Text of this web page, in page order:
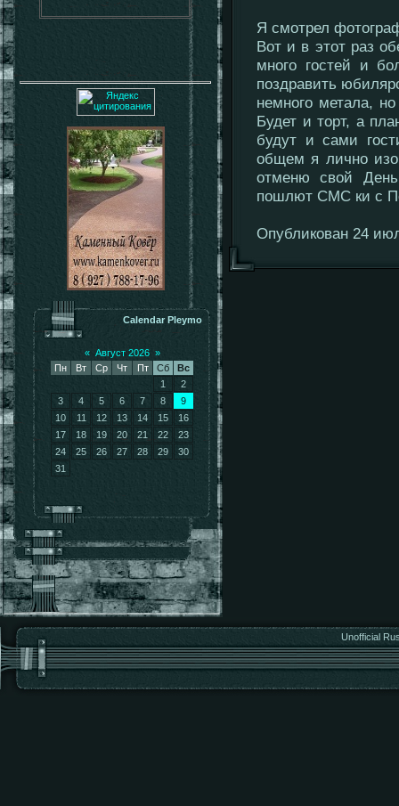
Calendar Pleymo
« Август 2026 »
Пн
Вт Ср Чт Пт Сб
Вс
1
2
3
4 5 6 7 8
9
10
11 12 13 14 15
16
17
18 19 20 21 22
23
24
25 26 27 28 29
30
31
Я смотрел
Вот и в этот раз
много гостей и
поздравить
немного метала,
Будет и торт, а
будут и сами
общем я лично изо
отменю свой
пошлют СМС ки с
Опубликован 24
Unofficial